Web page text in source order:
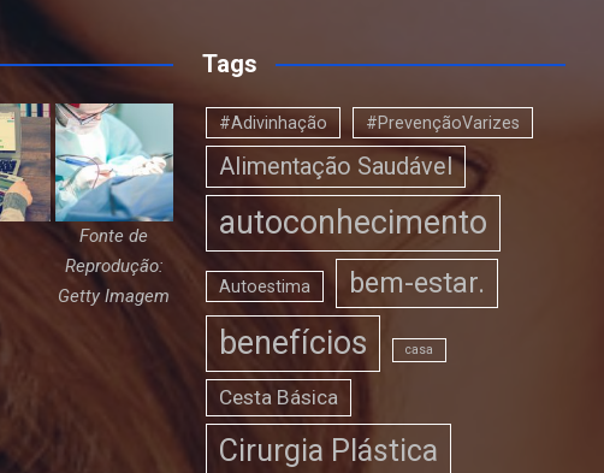
Fonte de
Reprodução:
Getty Imagem
Tags
#Adivinhação #PrevençãoVarizes
Alimentação Saudável
autoconhecimento
Autoestima bem-estar.
benefícios casa
Cesta Básica
Cirurgia Plástica